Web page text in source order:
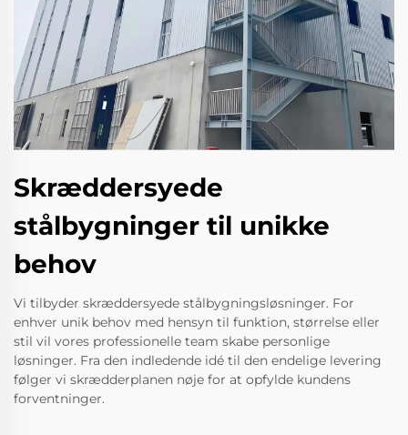
Skræddersyede
stålbygninger til unikke
behov
Vi tilbyder skræddersyede stålbygningsløsninger. For
enhver unik behov med hensyn til funktion, størrelse eller
stil vil vores professionelle team skabe personlige
løsninger. Fra den indledende idé til den endelige levering
følger vi skrædderplanen nøje for at opfylde kundens
forventninger.